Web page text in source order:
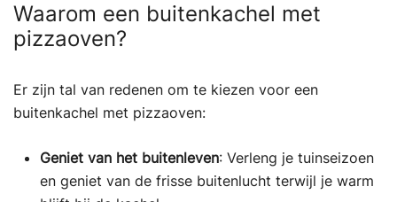
Waarom een buitenkachel met
pizzaoven?
Er zijn tal van redenen om te kiezen voor een
buitenkachel met pizzaoven:
Geniet van het buitenleven: Verleng je tuinseizoen
en geniet van de frisse buitenlucht terwijl je warm